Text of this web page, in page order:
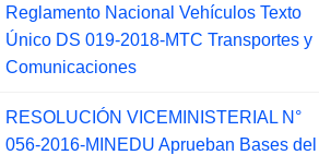
Reglamento Nacional Vehículos Texto
Único DS 019-2018-MTC Transportes y
Comunicaciones
RESOLUCIÓN VICEMINISTERIAL N°
056-2016-MINEDU Aprueban Bases del